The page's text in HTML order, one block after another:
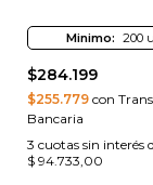
Minimo: 200
$284.199
$255.779 con
Bancaria
3 cuotas sin interés
$ 94.733,00